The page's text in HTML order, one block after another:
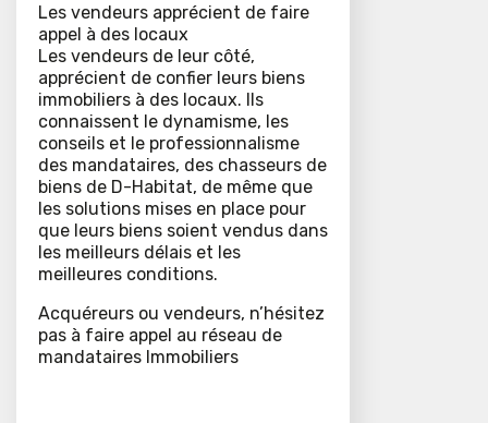
Les vendeurs apprécient de faire
appel à des locaux
Les vendeurs de leur côté,
apprécient de confier leurs biens
immobiliers à des locaux. Ils
connaissent le dynamisme, les
conseils et le professionnalisme
des mandataires, des chasseurs de
biens de D-Habitat, de même que
les solutions mises en place pour
que leurs biens soient vendus dans
les meilleurs délais et les
meilleures conditions.
Acquéreurs ou vendeurs, n’hésitez
pas à faire appel au réseau de
mandataires Immobiliers